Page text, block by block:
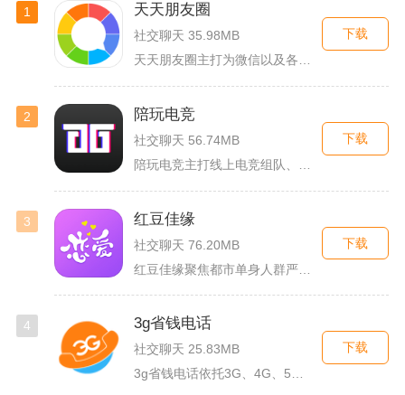
1 天天朋友圈
社交聊天 35.98MB
下载
2 陪玩电竞
社交聊天 56.74MB
下载
3 红豆佳缘
社交聊天 76.20MB
下载
4 3g省钱电话
社交聊天 25.83MB
3g省钱电话依托3G、4G、5G及WiFi网络实现低资费通话...
下载